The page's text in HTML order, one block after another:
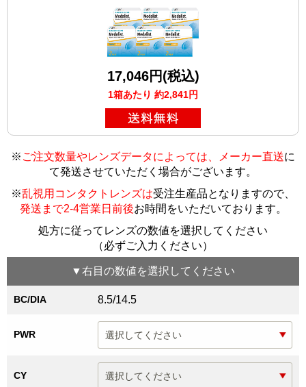
17,046円(税込)
1箱あたり 約2,841円
※ ご注文数量やレンズデータによっては、メーカー直送に
て発送させていただく場合がございます。
※乱視用コンタクトレンズは受注生産品となりますので、
発送まで2-4営業日前後お時間をいただいております。
処方に従ってレンズの数値を選択してください
（必ずご入力ください）
▼右目 の数値を選択してください
BC/DIA 8.5/14.5
PWR
CY